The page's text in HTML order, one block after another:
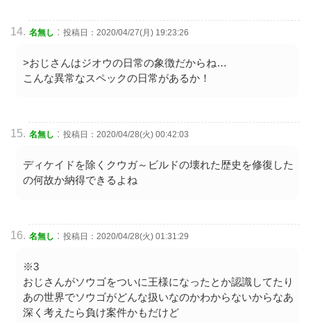
名無し : 投稿日：2020/04/27(月) 19:23:26
>おじさんはジオウの日常の象徴だからね…
こんな異常なスペックの日常があるか！
名無し : 投稿日：2020/04/28(火) 00:42:03
ディケイドを除くクウガ～ビルドの壊れた歴史を修復した
の何故か納得できるよね
名無し : 投稿日：2020/04/28(火) 01:31:29
※3
おじさんがソウゴをついに王様になったとか認識してたり
あの世界でソウゴがどんな扱いなのかわからないからなあ
深く考えたら負け案件かもだけど